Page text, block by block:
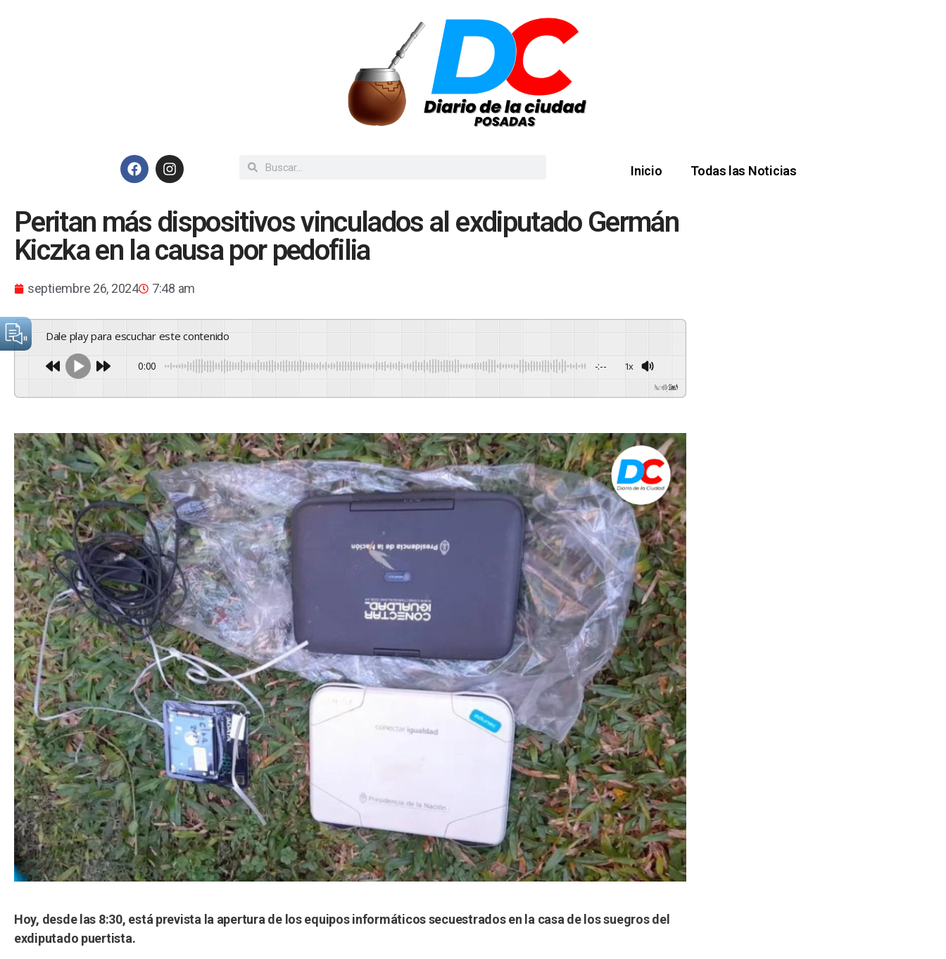
Inicio Todas las Noticias
Peritan más dispositivos vinculados al exdiputado Germán
Kiczka en la causa por pedofilia
septiembre 26, 2024 7:48 am
Dale play para escuchar este contenido
0:00 -:-- 1x
GSpeech
Hoy, desde las 8:30, está prevista la apertura de los equipos informáticos secuestrados en la casa de los suegros del
exdiputado puertista.